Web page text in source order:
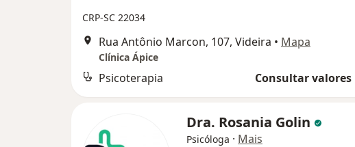
CRP-SC 22034
Rua Antônio Marcon, 107, Videira • Mapa
Clínica Ápice
Psicoterapia Consultar valores
Dra. Rosania Golin
Psicóloga · Mais